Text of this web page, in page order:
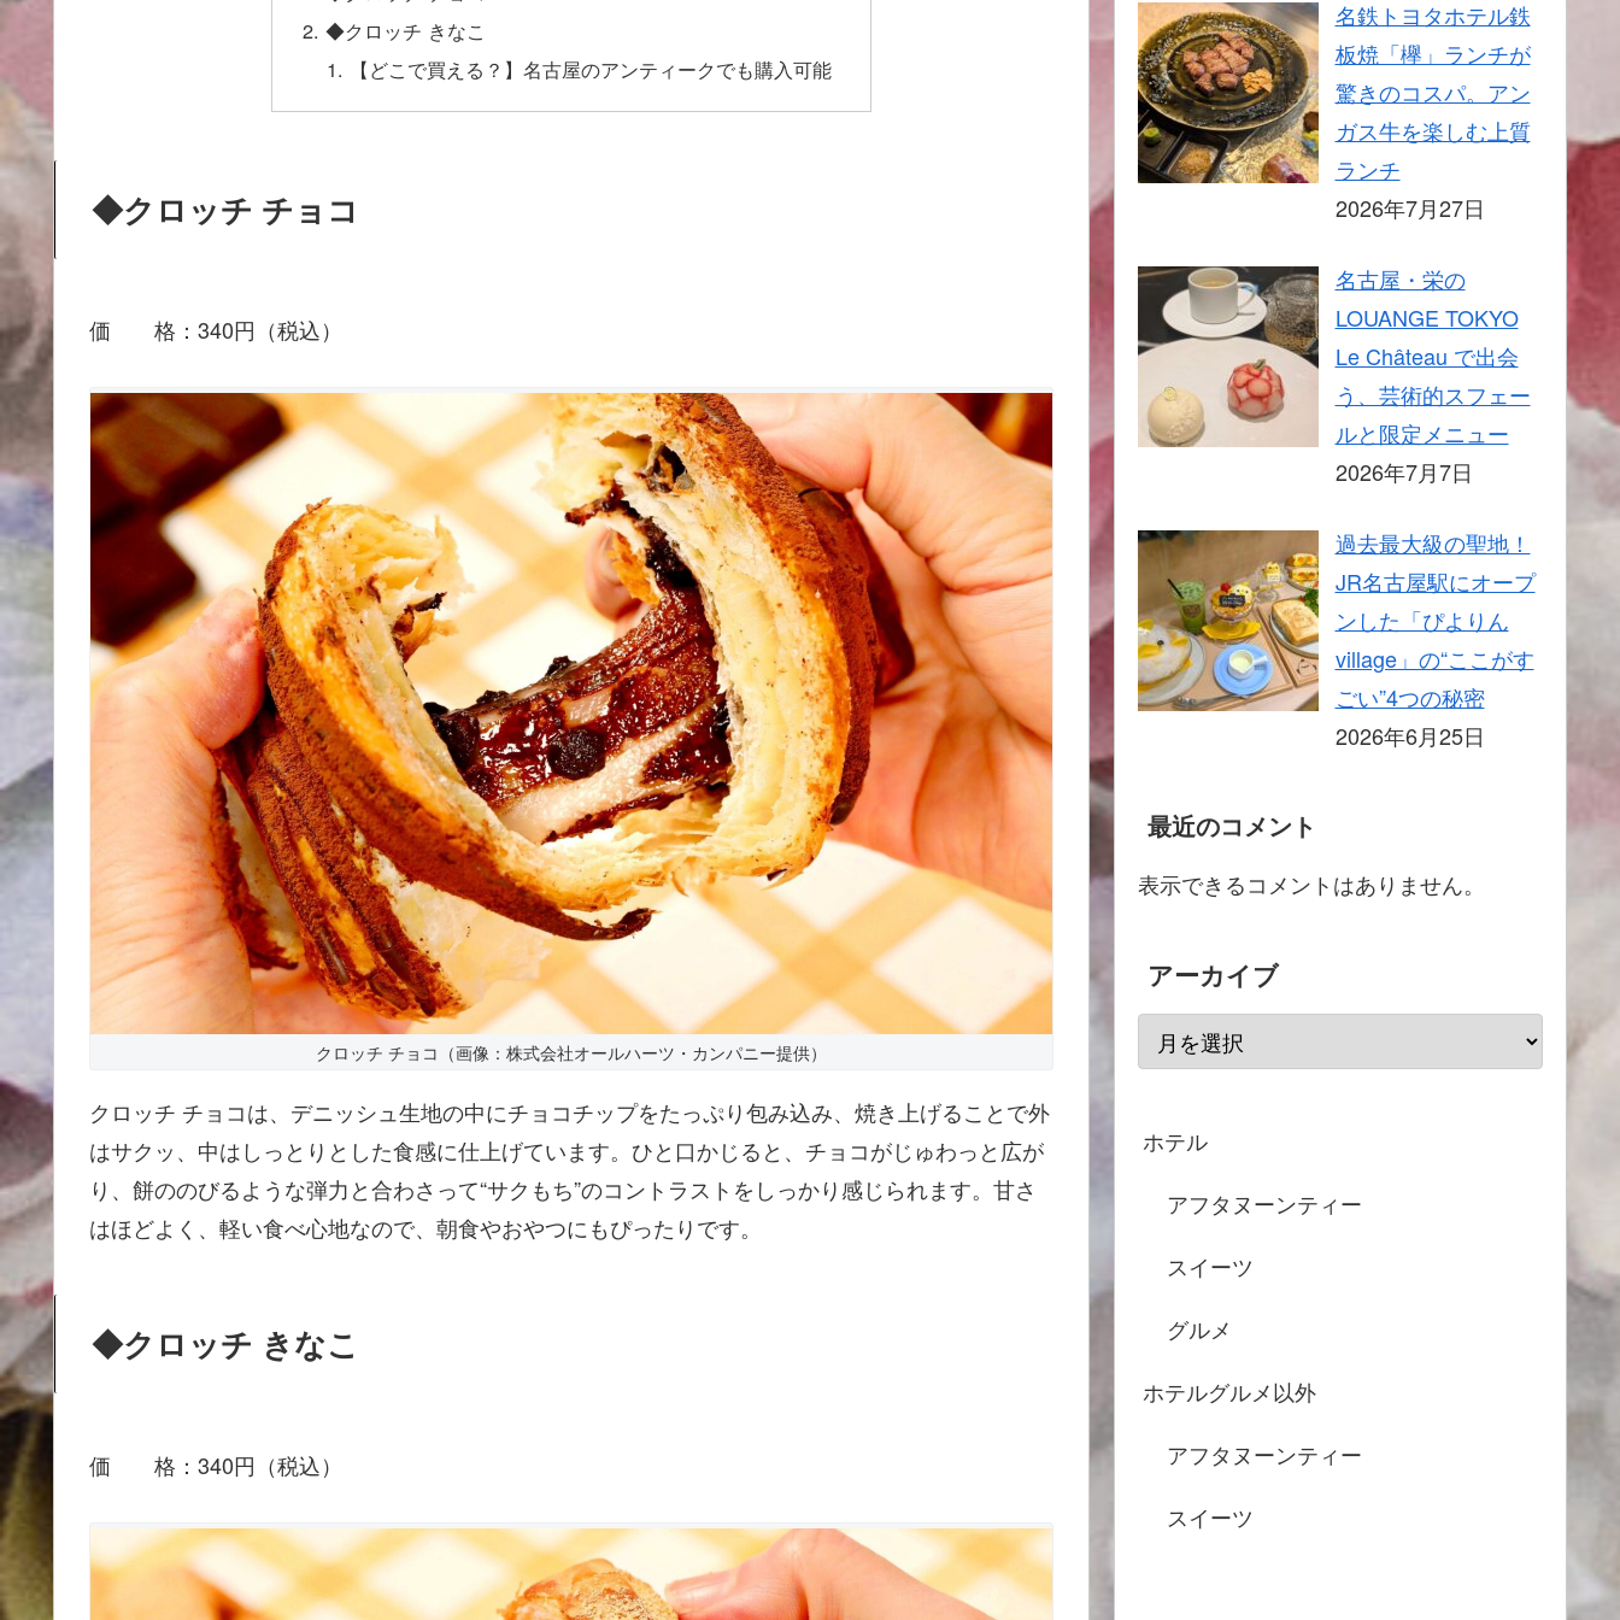
◆クロッチ きなこ
【どこで買える？】名古屋のアンティークでも購入可能
◆クロッチ チョコ
価 格：340円（税込）
クロッチ チョコ（画像：株式会社オールハーツ・カンパニー提供）
クロッチ チョコは、デニッシュ生地の中にチョコチップをたっぷり包み込み、焼き上げることで外
はサクッ、中はしっとりとした食感に仕上げています。ひと口かじると、チョコがじゅわっと広が
り、餅ののびるような弾力と合わさって“サクもち”のコントラストをしっかり感じられます。甘さ
はほどよく、軽い食べ心地なので、朝食やおやつにもぴったりです。
◆クロッチ きなこ
価 格：340円（税込）
名鉄トヨタホテル鉄
板焼「欅」ランチが
驚きのコスパ。アン
ガス牛を楽しむ上質
ランチ
2026年7月27日
名古屋・栄の
LOUANGE TOKYO
Le Château で出会
う、芸術的スフェー
ルと限定メニュー
2026年7月7日
過去最大級の聖地！
JR名古屋駅にオープ
ンした「ぴよりん
village」の“ここがす
ごい”4つの秘密
2026年6月25日
最近のコメント
表示できるコメントはありません。
アーカイブ
ホテル
アフタヌーンティー
スイーツ
グルメ
ホテルグルメ以外
アフタヌーンティー
スイーツ